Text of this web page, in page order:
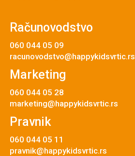
Računovodstvo
060 044 05 09
racunovodstvo@happykidsvrtic.rs
Marketing
060 044 05 28
marketing@happykidsvrtic.rs
Pravnik
060 044 05 11
pravnik@happykidsvrtic.rs